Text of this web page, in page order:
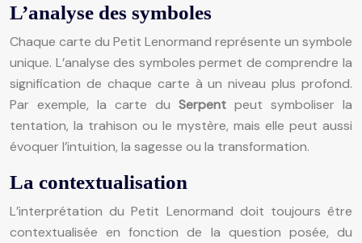
L’analyse des symboles
Chaque carte du Petit Lenormand représente un symbole
unique. L’analyse des symboles permet de comprendre la
signification de chaque carte à un niveau plus profond.
Par exemple, la carte du Serpent peut symboliser la
tentation, la trahison ou le mystère, mais elle peut aussi
évoquer l’intuition, la sagesse ou la transformation.
La contextualisation
L’interprétation du Petit Lenormand doit toujours être
contextualisée en fonction de la question posée, du